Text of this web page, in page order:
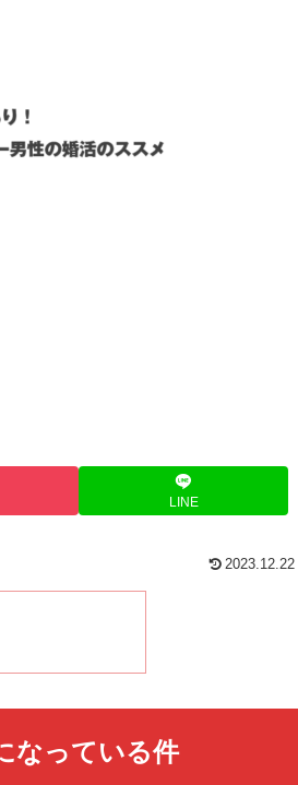
LINE
2023.12.22
なっている件